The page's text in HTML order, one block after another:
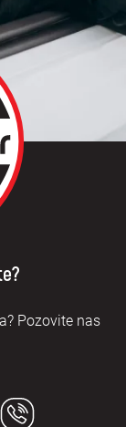
Pozovite nas